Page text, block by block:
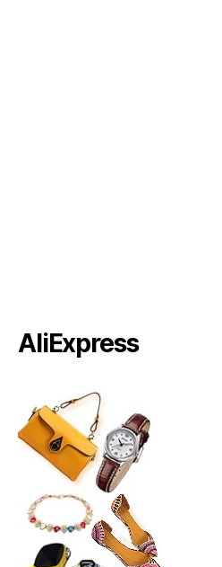
AliExpress